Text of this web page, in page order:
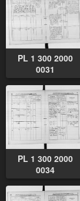
PL 1 300 2000
0031
PL 1 300 2000
0034